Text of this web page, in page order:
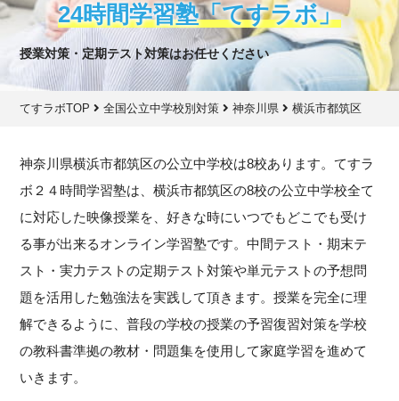
24時間学習塾「てすラボ」
授業対策・定期テスト対策はお任せください
てすラボTOP 全国公立中学校別対策 神奈川県 横浜市都筑区
神奈川県横浜市都筑区の公立中学校は8校あります。てすラ
ボ２４時間学習塾は、横浜市都筑区の8校の公立中学校全て
に対応した映像授業を、好きな時にいつでもどこでも受け
る事が出来るオンライン学習塾です。中間テスト・期末テ
スト・実力テストの定期テスト対策や単元テストの予想問
題を活用した勉強法を実践して頂きます。授業を完全に理
解できるように、普段の学校の授業の予習復習対策を学校
の教科書準拠の教材・問題集を使用して家庭学習を進めて
いきます。